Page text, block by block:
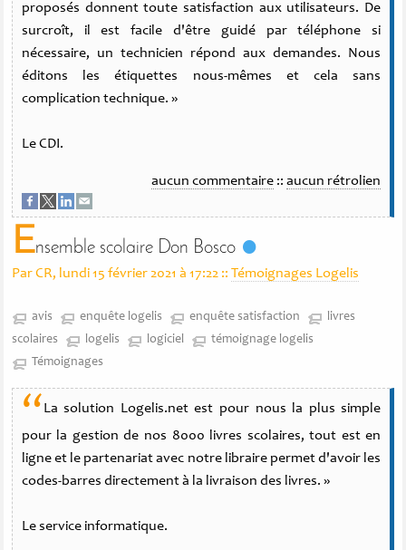
proposés donnent toute satisfaction aux utilisateurs. De
surcroît, il est facile d'être guidé par téléphone si
nécessaire, un technicien répond aux demandes. Nous
éditons les étiquettes nous-mêmes et cela sans
complication technique. »
Le CDI.
aucun commentaire :: aucun rétrolien
Ensemble scolaire Don Bosco
Par CR, lundi 15 février 2021 à 17:22 :: Témoignages Logelis
avis enquête logelis enquête satisfaction
livres
scolaires
logelis logiciel
témoignage logelis
Témoignages
“ La solution Logelis.net est pour nous la plus simple
pour la gestion de nos 8000 livres scolaires, tout est en
ligne et le partenariat avec notre libraire permet d'avoir les
codes-barres directement à la livraison des livres. »
Le service informatique.